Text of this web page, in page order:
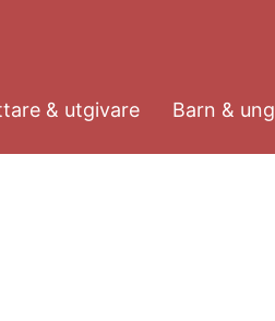
& utgivare Barn & ung